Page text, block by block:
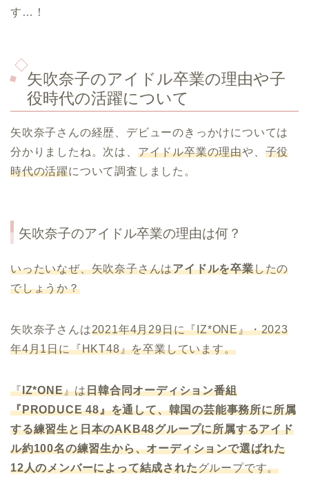
す…！
矢吹奈子のアイドル卒業の理由や子
役時代の活躍について
矢吹奈子さんの経歴、デビューのきっかけについては
分かりましたね。次は、 アイドル卒業の理由や、 子役
時代の活躍について調査しました。
矢吹奈子のアイドル卒業の理由は何？
いったいなぜ、矢吹奈子さんはアイドルを卒業したの
でしょうか？
矢吹奈子さんは2021年4月29日に『IZ*ONE』・2023
年4月1日に『HKT48』を卒業しています。
『IZ*ONE』は日韓合同オーディション番組
『PRODUCE 48』を通して、韓国の芸能事務所に所属
する練習生と日本のAKB48グループに所属するアイド
ル約100名の練習生から、オーディションで選ばれた
12人のメンバーによって結成されたグループです。